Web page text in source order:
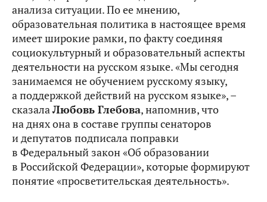
анализа ситуации. По ее мнению,
образовательная политика в настоящее время
имеет широкие рамки, по факту соединяя
социокультурный и образовательный аспекты
деятельности на русском языке. «Мы сегодня
занимаемся не обучением русскому языку,
а поддержкой действий на русском языке», –
сказалаЛюбовь Глебова, напомнив, что
на днях она в составе группы сенаторов
и депутатов подписала поправки
в Федеральный закон «Об образовании
в Российской Федерации», которые формируют
понятие «просветительская деятельность».